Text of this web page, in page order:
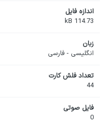
اندازه فایل
114.73 kB
زبان
انگلیسی - فارسی
تعداد فلش کارت
44
فایل صوتی
0